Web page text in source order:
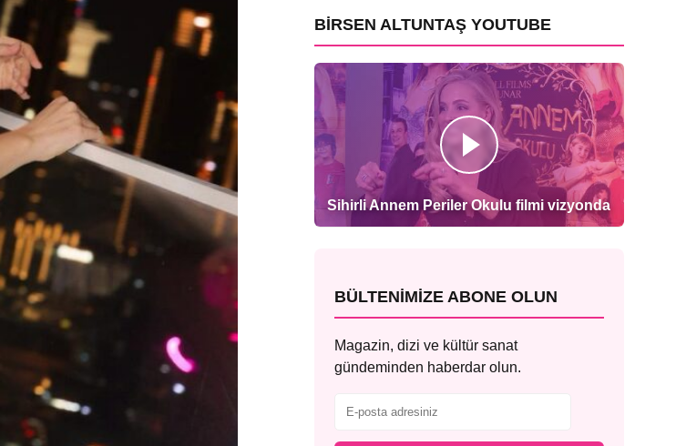
BIRSEN ALTUNTAŞ YOUTUBE
Sihirli Annem Periler Okulu filmi vizyonda
BÜLTENIMIZE ABONE OLUN
Magazin, dizi ve kültür sanat
gündeminden haberdar olun.